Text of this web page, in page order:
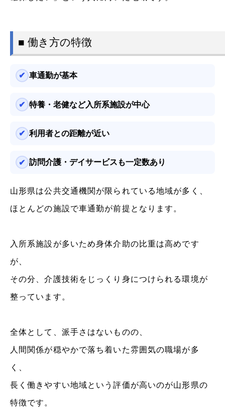
■ 働き方の特徴
車通勤が基本
特養・老健など入所系施設が中心
利用者との距離が近い
訪問介護・デイサービスも一定数あり
山形県は公共交通機関が限られている地域が多く、
ほとんどの施設で車通勤が前提となります。
入所系施設が多いため身体介助の比重は高めです
が、
その分、介護技術をじっくり身につけられる環境が
整っています。
全体として、派手さはないものの、
人間関係が穏やかで落ち着いた雰囲気の職場が多
く、
長く働きやすい地域という評価が高いのが山形県の
特徴です。